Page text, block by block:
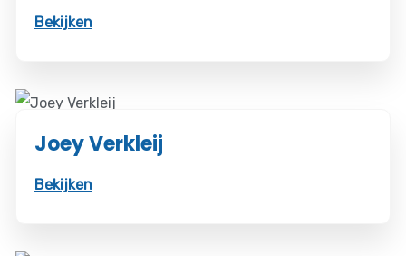
Bekijken
Joey Verkleij
Bekijken